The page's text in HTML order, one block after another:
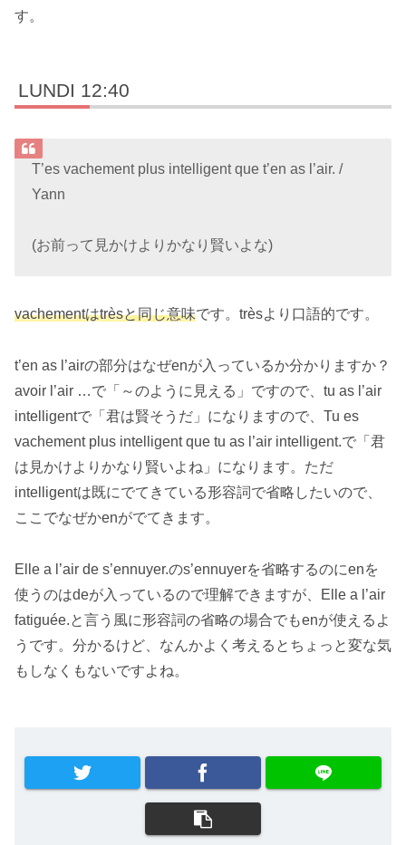
す。
LUNDI 12:40
T’es vachement plus intelligent que t’en as l’air. /
Yann
(お前って見かけよりかなり賢いよな)
vachementはtrèsと同じ意味です。trèsより口語的です。
t’en as l’airの部分はなぜenが入っているか分かりますか？
avoir l’air …で「～のように見える」ですので、tu as l’air
intelligentで「君は賢そうだ」になりますので、Tu es
vachement plus intelligent que tu as l’air intelligent.で「君
は見かけよりかなり賢いよね」になります。ただ
intelligentは既にでてきている形容詞で省略したいので、
ここでなぜかenがでてきます。
Elle a l’air de s’ennuyer.のs’ennuyerを省略するのにenを
使うのはdeが入っているので理解できますが、Elle a l’air
fatiguée.と言う風に形容詞の省略の場合でもenが使えるよ
うです。分かるけど、なんかよく考えるとちょっと変な気
もしなくもないですよね。